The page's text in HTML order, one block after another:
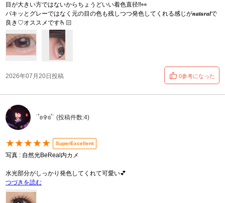
目が大きい方ではないからちょうどいい着色直径‼️👀
パキッとグレーではなく元の目の色も残しつつ発色してくれる感じが𝒏𝒂𝒕𝒖𝒓𝒂𝒍で
良き♡オススメです🫰🏻
2026年07月20日投稿 0参考になった
˙˚ʚ✞ɞ˚˙ (投稿件数:4)
★★★★★ SuperExcellent
写真 : 自然光BeReal内カメ
水光部分がしっかり発色してくれて可愛い💕
つづきを読む